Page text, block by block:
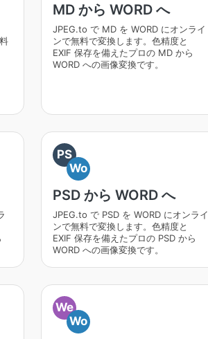
MD から WORD へ
JPEG.to で MD を WORD にオンライ
ンで無料で変換します。色精度と
EXIF 保存を備えたプロの MD から
WORD への画像変換です。
PS
Wo
PSD から WORD へ
JPEG.to で PSD を WORD にオンライ
ンで無料で変換します。色精度と
EXIF 保存を備えたプロの PSD から
WORD への画像変換です。
We
Wo